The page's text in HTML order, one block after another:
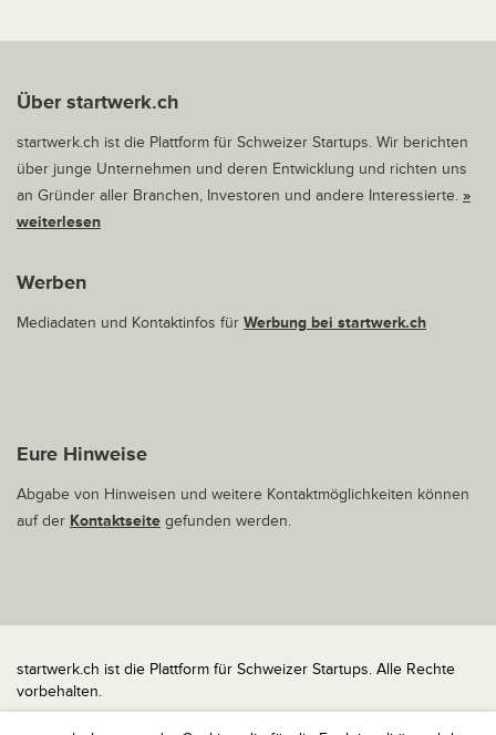
Über startwerk.ch
startwerk.ch ist die Plattform für Schweizer Startups. Wir berichten
über junge Unternehmen und deren Entwicklung und richten uns
an Gründer aller Branchen, Investoren und andere Interessierte. »
weiterlesen
Werben
Mediadaten und Kontaktinfos für Werbung bei startwerk.ch
Eure Hinweise
Abgabe von Hinweisen und weitere Kontaktmöglichkeiten können
auf der Kontaktseite gefunden werden.
startwerk.ch ist die Plattform für Schweizer Startups. Alle Rechte
vorbehalten.